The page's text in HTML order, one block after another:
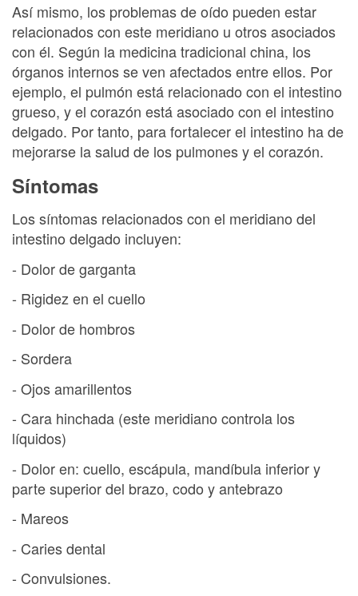
Así mismo, los problemas de oído pueden estar
relacionados con este meridiano u otros asociados
con él. Según la medicina tradicional china, los
órganos internos se ven afectados entre ellos. Por
ejemplo, el pulmón está relacionado con el intestino
grueso, y el corazón está asociado con el intestino
delgado. Por tanto, para fortalecer el intestino ha de
mejorarse la salud de los pulmones y el corazón.
Síntomas
Los síntomas relacionados con el meridiano del
intestino delgado incluyen:
- Dolor de garganta
- Rigidez en el cuello
- Dolor de hombros
- Sordera
- Ojos amarillentos
- Cara hinchada (este meridiano controla los
líquidos)
- Dolor en: cuello, escápula, mandíbula inferior y
parte superior del brazo, codo y antebrazo
- Mareos
- Caries dental
- Convulsiones.